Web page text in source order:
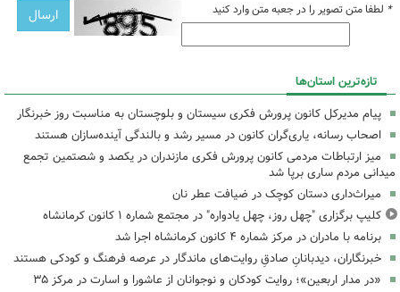
* لطفا متن تصویر را در جعبه متن وارد کنید
تازه‌ترین استان‌ها
پیام مدیرکل کانون پرورش فکری سیستان و بلوچستان به مناسبت روز خبرنگار
اصحاب رسانه، یاری‌گران کانون در مسیر رشد و بالندگی آینده‌سازان هستند
میز ارتباطات مردمی کانون پرورش فکری مازندران در یکصد و شصتمین تجمع
میدانی مردم ساری برپا شد
میراث‌داری دستان کوچک در ضیافت عطر نان
کلیپ برگزاری "چهل روز، چهل یادواره" در مجتمع شماره ۱ کانون کرمانشاه
برنامه با مادران در مرکز شماره ۴ کانون کرمانشاه اجرا شد
خبرنگاران، دیدبانانِ صادقِ روایت‌های ماندگار در عرصه فرهنگ و کودکی هستند
«در مدار اربعین»؛ روایت کودکان و نوجوانان از عاشورا و اسارت در مرکز ۳۵